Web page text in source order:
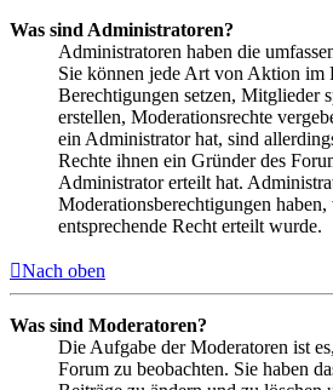
Was sind Administratoren?
Administratoren haben die
Sie können jede Art von Aktion im
Berechtigungen setzen, Mitglieder
erstellen, Moderationsrechte
ein Administrator hat, sind
Rechte ihnen ein Gründer des
Administrator erteilt hat.
Moderationsberechtigungen
entsprechende Recht erteilt wurde.
Nach oben
Was sind Moderatoren?
Die Aufgabe der Moderatoren ist
Forum zu beobachten. Sie haben